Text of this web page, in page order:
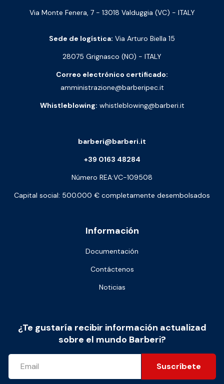
Via Monte Fenera, 7 - 13018 Valduggia (VC) - ITALY
Sede de logística: Via Arturo Biella 15
28075 Grignasco (NO) - ITALY
Correo electrónico certificado:
amministrazione@barberipec.it
Whistleblowing: whistleblowing@barberi.it
Información
Documentación
Contáctenos
Noticias
barberi@barberi.it
+39 0163 48284
Número REA:VC-109508
Capital social: 500.000 € completamente desembolsados
¿Te gustaría recibir información actualizad
sobre el mundo Barberi?
Suscríbete